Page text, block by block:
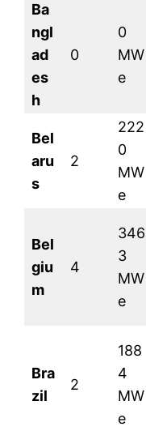
Ba
ngl
ad
es
h
0
0
MW
e
Bel
aru
s
2
222
0
MW
e
Bel
giu
m
4
346
3
MW
e
Bra
zil
2
188
4
MW
e